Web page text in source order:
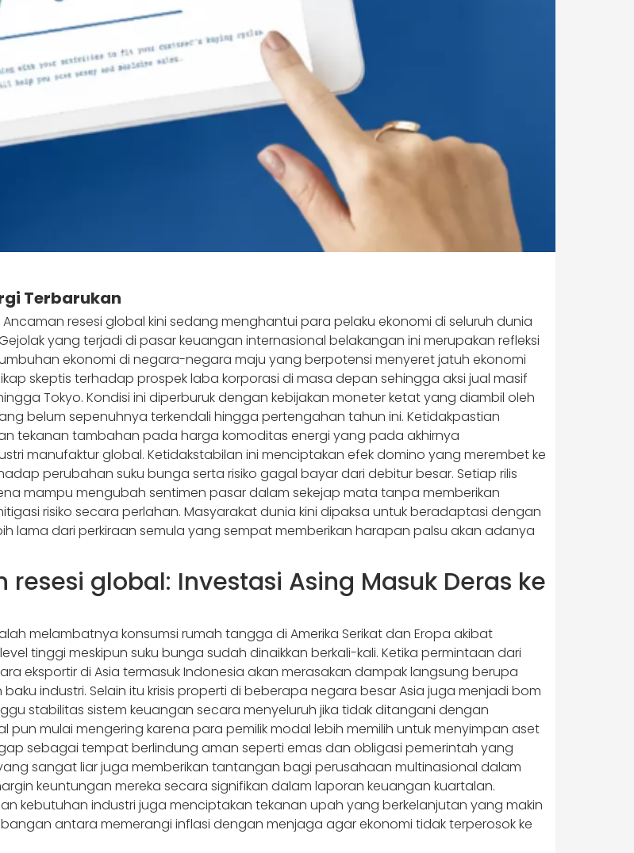
Terbarukan
Ancaman resesi global kini sedang menghantui para pelaku ekonomi di seluruh dunia
yang terjadi di pasar keuangan internasional belakangan ini merupakan refleksi
ekonomi di negara-negara maju yang berpotensi menyeret jatuh ekonomi
skeptis terhadap prospek laba korporasi di masa depan sehingga aksi jual masif
Tokyo. Kondisi ini diperburuk dengan kebijakan moneter ketat yang diambil oleh
belum sepenuhnya terkendali hingga pertengahan tahun ini. Ketidakpastian
tekanan tambahan pada harga komoditas energi yang pada akhirnya
manufaktur global. Ketidakstabilan ini menciptakan efek domino yang merembet ke
perubahan suku bunga serta risiko gagal bayar dari debitur besar. Setiap rilis
mampu mengubah sentimen pasar dalam sekejap mata tanpa memberikan
risiko secara perlahan. Masyarakat dunia kini dipaksa untuk beradaptasi dengan
lama dari perkiraan semula yang sempat memberikan harapan palsu akan adanya
global: Investasi Asing Masuk Deras ke
melambatnya konsumsi rumah tangga di Amerika Serikat dan Eropa akibat
tinggi meskipun suku bunga sudah dinaikkan berkali-kali. Ketika permintaan dari
eksportir di Asia termasuk Indonesia akan merasakan dampak langsung berupa
industri. Selain itu krisis properti di beberapa negara besar Asia juga menjadi bom
stabilitas sistem keuangan secara menyeluruh jika tidak ditangani dengan
pun mulai mengering karena para pemilik modal lebih memilih untuk menyimpan aset
sebagai tempat berlindung aman seperti emas dan obligasi pemerintah yang
sangat liar juga memberikan tantangan bagi perusahaan multinasional dalam
keuntungan mereka secara signifikan dalam laporan keuangan kuartalan.
kebutuhan industri juga menciptakan tekanan upah yang berkelanjutan yang makin
antara memerangi inflasi dengan menjaga agar ekonomi tidak terperosok ke